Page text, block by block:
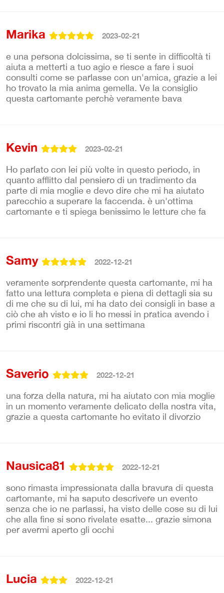
Marika 2023-02-21
e una persona dolcissima, se ti sente in difficoltà ti
aiuta a metterti a tuo agio e riesce a fare i suoi
consulti come se parlasse con un'amica, grazie a lei
ho trovato la mia anima gemella. Ve la consiglio
questa cartomante perchè veramente bava
Kevin 2023-02-21
Ho parlato con lei più volte in questo periodo, in
quanto afflitto dal pensiero di un tradimento da
parte di mia moglie e devo dire che mi ha aiutato
parecchio a superare la faccenda. è un'ottima
cartomante e ti spiega benissimo le letture che fa
Samy 2022-12-21
veramente sorprendente questa cartomante, mi ha
fatto una lettura completa e piena di dettagli sia su
di me che su di lui, mi ha dato dei consigli in base a
ciò che ah visto e io li ho messi in pratica avendo i
primi riscontri già in una settimana
Saverio 2022-12-21
una forza della natura, mi ha aiutato con mia moglie
in un momento veramente delicato della nostra vita,
grazie a questa cartomante ho evitato il divorzio
Nausica81 2022-12-21
sono rimasta impressionata dalla bravura di questa
cartomante, mi ha saputo descrivere un evento
senza che io ne parlassi, ha visto delle cose su di lui
che alla fine si sono rivelate esatte... grazie simona
per avermi aperto gli occhi
Lucia 2022-12-21